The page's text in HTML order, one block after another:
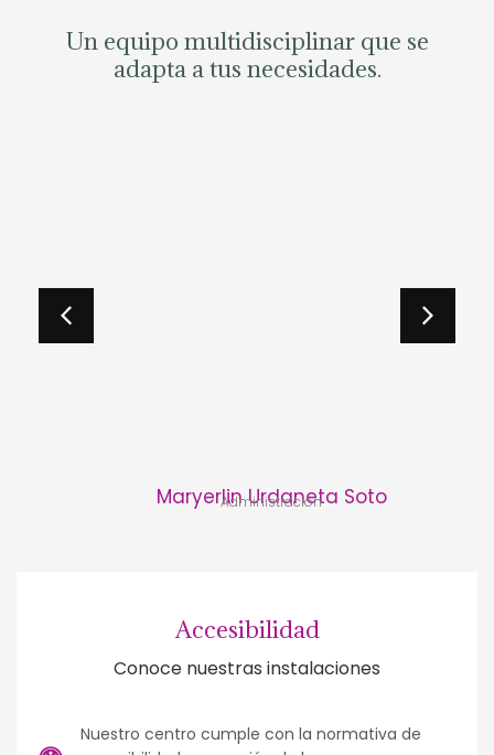
Un equipo multidisciplinar que se
adapta a tus necesidades.
Maryerlin Urdaneta Soto
Administración
Accesibilidad
Conoce nuestras instalaciones
Nuestro centro cumple con la normativa de